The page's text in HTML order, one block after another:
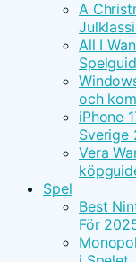
A
All I
och
iPhone
Sverige
Vera
Spel
Best
För